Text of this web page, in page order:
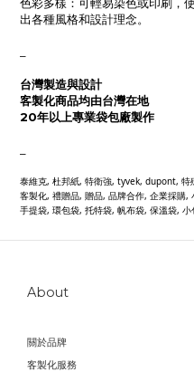
出各種風格和設計理念。
台灣製造與設計
客製化商品均由台灣在地
20年以上專業袋包廠製作
泰維克, 杜邦紙, 特衛強, tyvek, dupont, 特
客製化, 禮贈品, 贈品, 品牌合作, 企業採購,
手提袋, 環包袋, 托特袋, 帆布袋, 保溫袋,
About
關於品牌
客製化服務